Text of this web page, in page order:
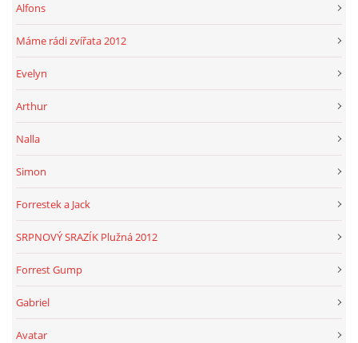
Alfons
Máme rádi zvířata 2012
Evelyn
Arthur
Nalla
Simon
Forrestek a Jack
SRPNOVÝ SRAZÍK Plužná 2012
Forrest Gump
Gabriel
Avatar